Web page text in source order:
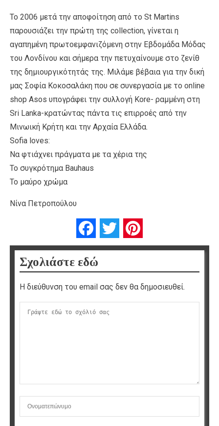
Το 2006 μετά την αποφοίτηση από το St Martins
παρουσιάζει την πρώτη της collection, γίνεται η
αγαπημένη πρωτοεμφανιζόμενη στην Εβδομάδα Μόδας
του Λονδίνου και σήμερα την πετυχαίνουμε στο ζενίθ
της δημιουργικότητάς της. Μιλάμε βέβαια για την δική
μας Σοφία Κοκοσαλάκη που σε συνεργασία με το online
shop Asos υπογράφει την συλλογή Kore- ραμμένη στη
Sri Lanka-κρατώντας πάντα τις επιρροές από την
Μινωική Κρήτη και την Αρχαία Ελλάδα.
Sofia loves:
Να φτιάχνει πράγματα με τα χέρια της
Το συγκρότημα Bauhaus
To μαύρο χρώμα
Νίνα Πετροπούλου
FacebookTwitter
Σχολιάστε εδώ
Η διεύθυνση του email σας δεν θα δημοσιευθεί.